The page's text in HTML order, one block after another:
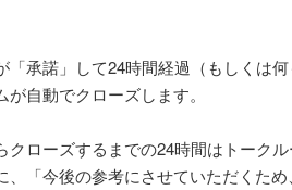
「承諾」して24時間経過（もしくは
自動でクローズします。
クローズするまでの24時間はトークル
、「今後の参考にさせていただくた